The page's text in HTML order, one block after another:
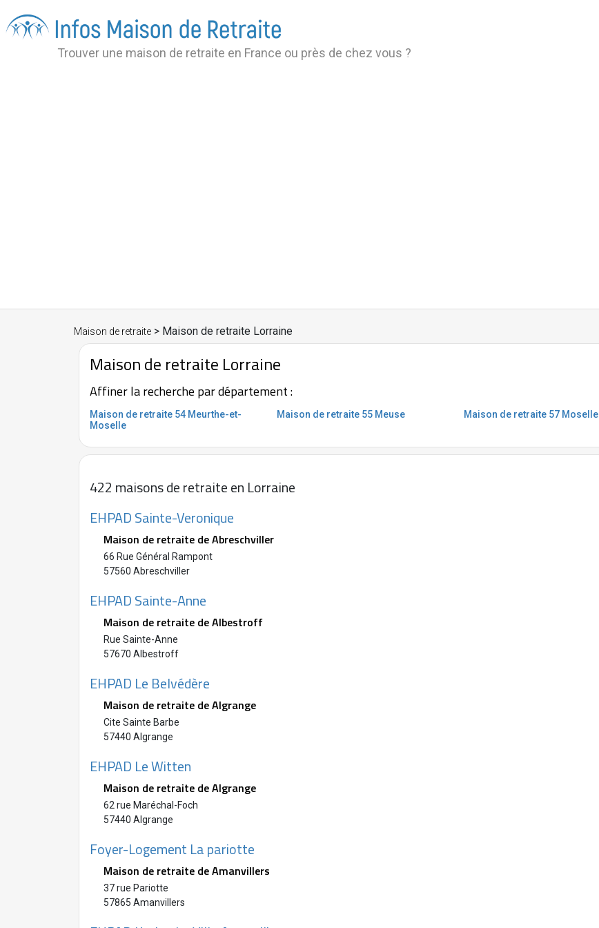
Trouver une maison de retraite en France ou près de chez vous ?
Maison de retraite > Maison de retraite Lorraine
Maison de retraite Lorraine
Affiner la recherche par département :
Maison de retraite 54 Meurthe-et-
Moselle
Maison de retraite 55 Meuse Maison de retraite 57 Moselle
422 maisons de retraite en Lorraine
EHPAD Sainte-Veronique
Maison de retraite de Abreschviller
66 Rue Général Rampont
57560 Abreschviller
EHPAD Sainte-Anne
Maison de retraite de Albestroff
Rue Sainte-Anne
57670 Albestroff
EHPAD Le Belvédère
Maison de retraite de Algrange
Cite Sainte Barbe
57440 Algrange
EHPAD Le Witten
Maison de retraite de Algrange
62 rue Maréchal-Foch
57440 Algrange
Foyer-Logement La pariotte
Maison de retraite de Amanvillers
37 rue Pariotte
57865 Amanvillers